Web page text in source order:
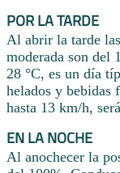
POR LA TARDE
Al abrir la tarde
moderada son del
28 °C, es un día
helados y bebidas
hasta 13 km/h,
EN LA NOCHE
Al anochecer la